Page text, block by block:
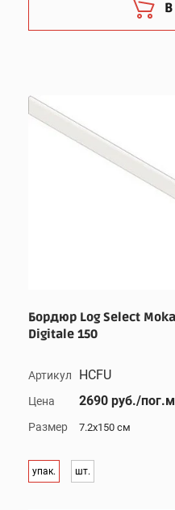
Бордюр Log Select
Digitale 150
Артикул HCFU
Цена 2690 руб./пог.м
Размер 7.2x150 см
упак. шт.